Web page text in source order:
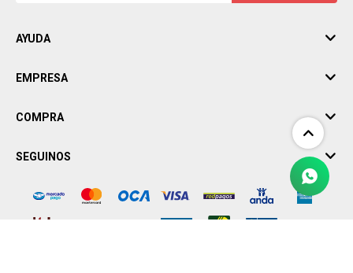
AYUDA
EMPRESA
COMPRA
SEGUINOS